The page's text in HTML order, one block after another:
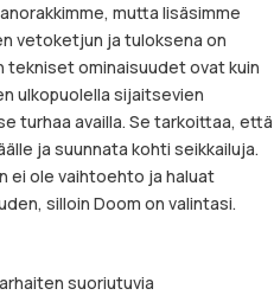
mutta lisäsimme
vetoketjun ja tuloksena on
tekniset ominaisuudet ovat kuin
ulkopuolella sijaitsevien
turhaa availla. Se tarkoittaa, että
ja suunnata kohti seikkailuja.
ei ole vaihtoehto ja haluat
silloin Doom on valintasi.
suoriutuvia